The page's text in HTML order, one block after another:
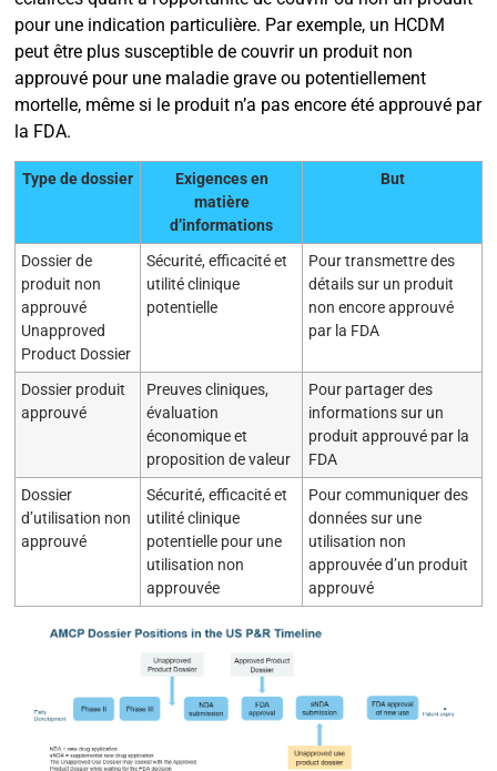
pour une indication particulière. Par exemple, un HCDM
peut être plus susceptible de couvrir un produit non
approuvé pour une maladie grave ou potentiellement
mortelle, même si le produit n’a pas encore été approuvé par
la FDA.
Type de dossier
Exigences en
matière
d’informations
But
Dossier de
produit non
approuvé
Unapproved
Product Dossier
Sécurité, efficacité et
utilité clinique
potentielle
Pour transmettre des
détails sur un produit
non encore approuvé
par la FDA
Dossier produit
approuvé
Preuves cliniques,
évaluation
économique et
proposition de valeur
Pour partager des
informations sur un
produit approuvé par la
FDA
Dossier
d’utilisation non
approuvé
Sécurité, efficacité et
utilité clinique
potentielle pour une
utilisation non
approuvée
Pour communiquer des
données sur une
utilisation non
approuvée d’un produit
approuvé